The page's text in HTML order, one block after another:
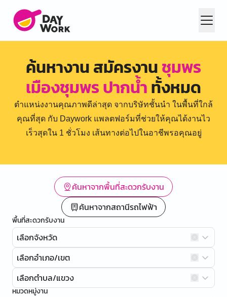
ค้นหางาน สมัครงานชุมพร
เมืองชุมพร ปากน้ำทั้งหมด
ตำแหน่งงานคุณภาพดีล่าสุด จากบริษัทชั้นนำ ในพื้นที่ใกล้
คุณที่สุด กับ Daywork แพลตฟอร์มที่ช่วยให้คุณได้งานไว
เร็วสุดใน 1 ชั่วโมง เส้นทางต่อไปในอาชีพรอคุณอยู่
ค้นหาจากพื้นที่สะดวกรับงาน
ค้นหาจากสถานีรถไฟฟ้า
พื้นที่สะดวกรับงาน
เลือกจังหวัด
เลือกอำเภอ/เขต
เลือกตำบล/แขวง
หมวดหมู่งาน